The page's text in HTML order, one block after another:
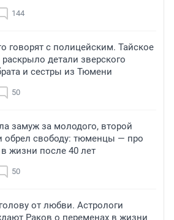
144
говорят с полицейским. Тайское
детали зверского
и сестры из Тюмени
50
замуж за молодого, второй
обрел свободу: тюменцы — про
жизни после 40 лет
50
от любви. Астрологи
Раков о переменах в жизни